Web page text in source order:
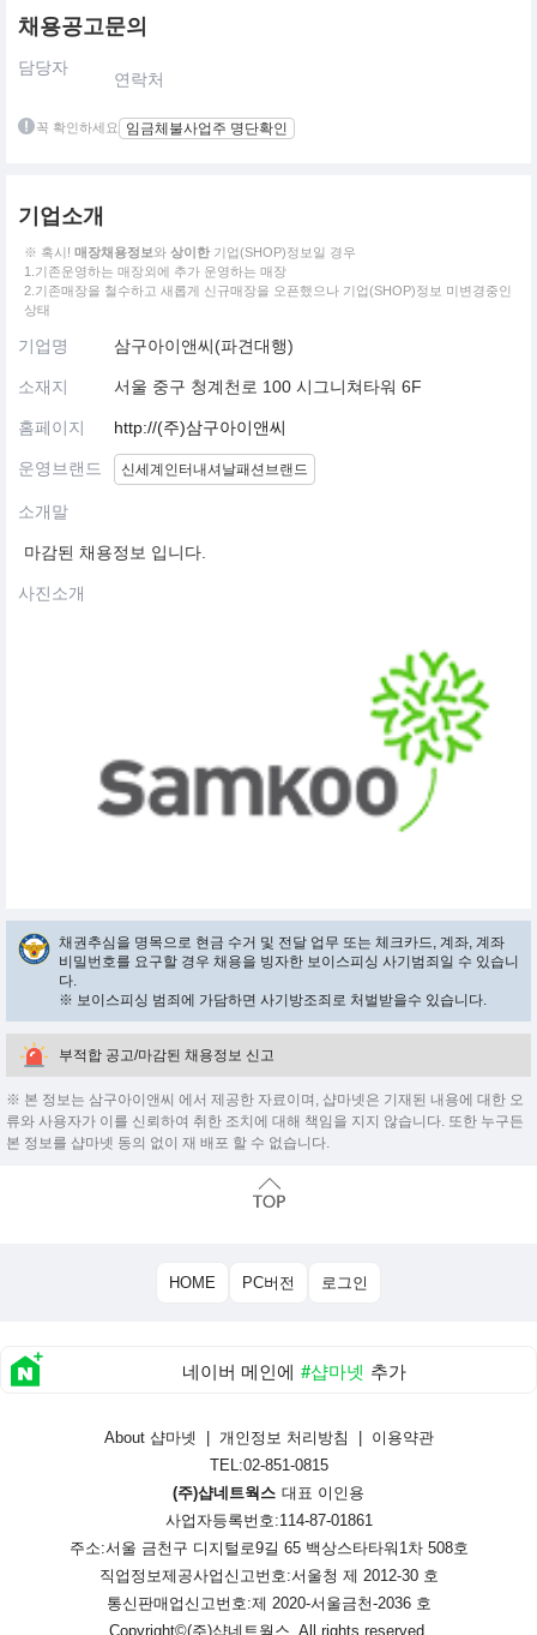
채용공고문의
담당자
연락처
꼭 확인하세요 임금체불사업주 명단확인
기업소개
※ 혹시! 매장채용정보와 상이한 기업(SHOP)정보일 경우
1.기존운영하는 매장외에 추가 운영하는 매장
2.기존매장을 철수하고 새롭게 신규매장을 오픈했으나 기업(SHOP)정보 미변경중인
상태
기업명 삼구아이앤씨(파견대행)
소재지 서울 중구 청계천로 100 시그니쳐타워 6F
홈페이지 http://(주)삼구아이앤씨
운영브랜드 신세계인터내셔날패션브랜드
소개말
마감된 채용정보 입니다.
사진소개
채권추심을 명목으로 현금 수거 및 전달 업무 또는 체크카드, 계좌, 계좌
비밀번호를 요구할 경우 채용을 빙자한 보이스피싱 사기범죄일 수 있습니
다.
※ 보이스피싱 범죄에 가담하면 사기방조죄로 처벌받을수 있습니다.
부적합 공고/마감된 채용정보 신고
※ 본 정보는 삼구아이앤씨 에서 제공한 자료이며, 샵마넷은 기재된 내용에 대한 오
류와 사용자가 이를 신뢰하여 취한 조치에 대해 책임을 지지 않습니다. 또한 누구든
본 정보를 샵마넷 동의 없이 재 배포 할 수 없습니다.
HOME PC버전 로그인
네이버 메인에 #샵마넷 추가
About 샵마넷 개인정보 처리방침
이용약관
TEL:02-851-0815
(주)샵네트웍스 대표 이인용
사업자등록번호:114-87-01861
주소:서울 금천구 디지털로9길 65 백상스타타워1차 508호
직업정보제공사업신고번호:서울청 제 2012-30 호
통신판매업신고번호:제 2020-서울금천-2036 호
Copyright©(주)샵네트웍스 . All rights reserved.